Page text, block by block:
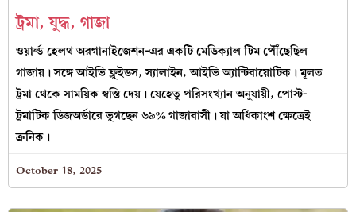
ট্রমা, যুদ্ধ, গাজা
ওয়ার্ল্ড হেলথ অরগানাইজেশন-এর একটি মেডিক্যাল টিম পৌঁছেছিল
গাজায়। সঙ্গে আইভি ফ্লুইডস, স্যালাইন, আইভি অ্যান্টিবায়োটিক। মূলত
ট্রমা থেকে সাময়িক স্বস্তি দেয়। যেহেতু পরিসংখ্যান অনুযায়ী, পোস্ট-
ট্রমাটিক ডিজঅর্ডারে ভুগছেন ৬৯% গাজাবাসী। যা অধিকাংশ ক্ষেত্রেই
ক্রনিক।
October 18, 2025